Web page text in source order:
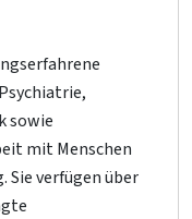
sowie
mit Menschen
verfügen über